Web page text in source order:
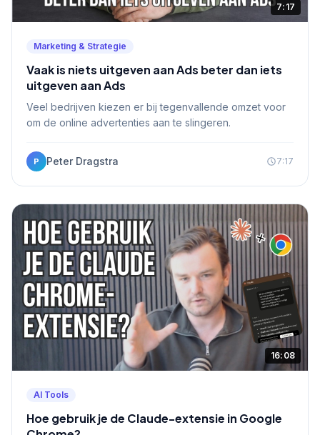
7:17
Marketing & Strategie
Vaak is niets uitgeven aan Ads beter dan iets
uitgeven aan Ads
Veel bedrijven kiezen er bij tegenvallende omzet voor
om de online advertenties aan te slingeren.
P Peter Dragstra 7:17
16:08
AI Tools
Hoe gebruik je de Claude-extensie in Google